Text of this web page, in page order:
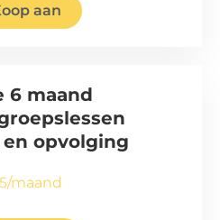
aan
6 maand
en opvolging
maand